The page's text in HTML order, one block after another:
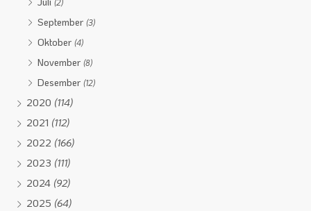
(2)
September(3)
Oktober(4)
November(8)
Desember(12)
2020 (114)
2021 (112)
2022 (166)
2023 (111)
2024 (92)
2025 (64)